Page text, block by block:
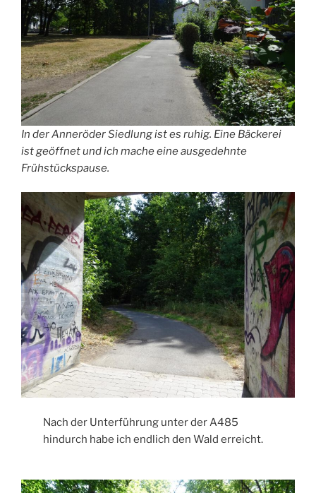
In der Anneröder Siedlung ist es ruhig. Eine Bäckerei
ist geöffnet und ich mache eine ausgedehnte
Frühstückspause.
Nach der Unterführung unter der A485
hindurch habe ich endlich den Wald erreicht.